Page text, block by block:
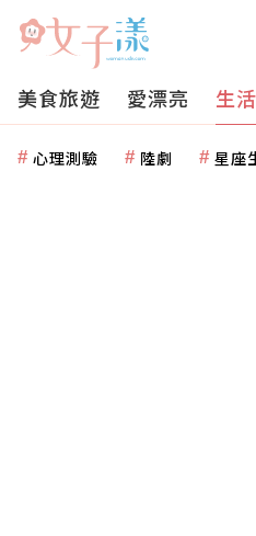
美食旅遊 愛漂亮 生
心理測驗 陸劇 星座